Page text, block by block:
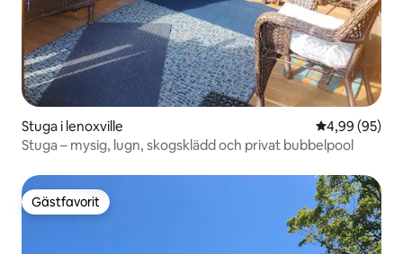
Stuga i lenoxville 4,99 av 5 i
4,99 (95)
Stuga – mysig, lugn, skogsklädd och privat bubbelpool
Gästfavorit
Gästfavorit